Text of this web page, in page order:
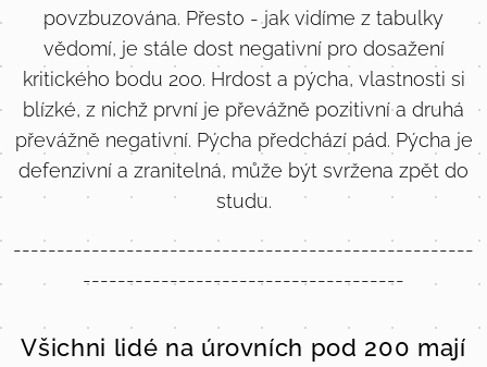
povzbuzována. Přesto - jak vidíme z tabulky
vědomí, je stále dost negativní pro dosažení
kritického bodu 200. Hrdost a pýcha, vlastnosti si
blízké, z nichž první je převážně pozitivní a druhá
převážně negativní. Pýcha předchází pád. Pýcha je
defenzivní a zranitelná, může být svržena zpět do
studu.
-----------------------------------------------------
-------------------------------------
Všichni lidé na úrovních pod 200 mají